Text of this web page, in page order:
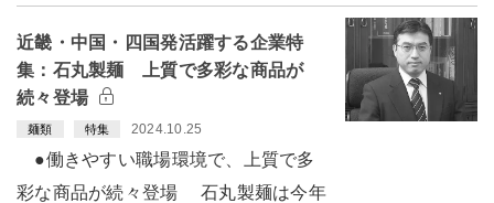
近畿・中国・四国発活躍する企業特
集：石丸製麺 上質で多彩な商品が
続々登場
麺類 特集 2024.10.25
●働きやすい職場環境で、上質で多
彩な商品が続々登場 石丸製麺は今年